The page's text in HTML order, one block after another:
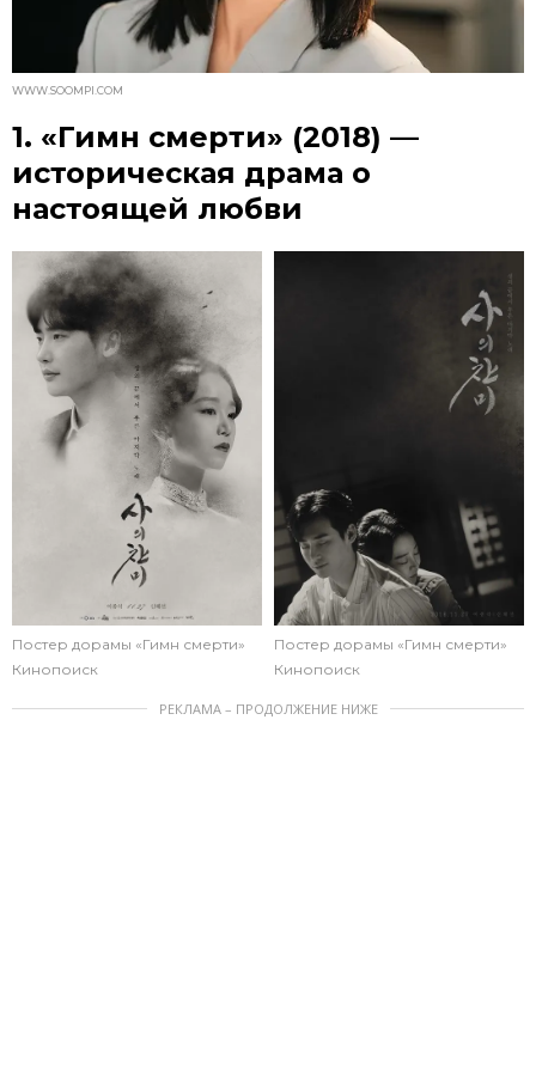
WWW.SOOMPI.COM
1. «Гимн смерти» (2018) —
историческая драма о
настоящей любви
Постер дорамы «Гимн смерти»
Кинопоиск
Постер дорамы «Гимн смерти»
Кинопоиск
РЕКЛАМА – ПРОДОЛЖЕНИЕ НИЖЕ